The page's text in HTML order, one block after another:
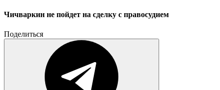
Чичваркин не пойдет на сделку с правосудием
Поделиться